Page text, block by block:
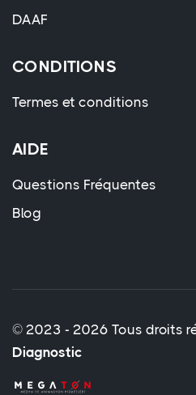
DAAF
CONDITIONS
Termes et conditions
AIDE
Questions Fréquentes
Blog
© 2023 - 2026 Tous droits
Diagnostic